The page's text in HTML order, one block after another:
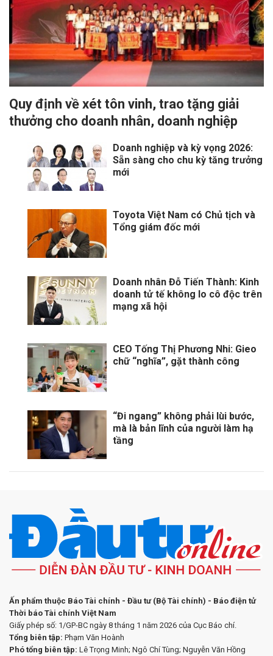
Quy định về xét tôn vinh, trao tặng giải
thưởng cho doanh nhân, doanh nghiệp
Doanh nghiệp và kỳ vọng 2026:
Sẵn sàng cho chu kỳ tăng trưởng
mới
Toyota Việt Nam có Chủ tịch và
Tổng giám đốc mới
Doanh nhân Đỗ Tiến Thành: Kinh
doanh tử tế không lo cô độc trên
mạng xã hội
CEO Tống Thị Phương Nhi: Gieo
chữ “nghĩa”, gặt thành công
“Đi ngang” không phải lùi bước,
mà là bản lĩnh của người làm hạ
tầng
Ấn phẩm thuộc Báo Tài chính - Đầu tư (Bộ Tài chính) - Báo điện tử
Thời báo Tài chính Việt Nam
Giấy phép số: 1/GP-BC ngày 8 tháng 1 năm 2026 của Cục Báo chí.
Tổng biên tập: Phạm Văn Hoành
Phó tổng biên tập: Lê Trọng Minh; Ngô Chí Tùng; Nguyễn Văn Hồng